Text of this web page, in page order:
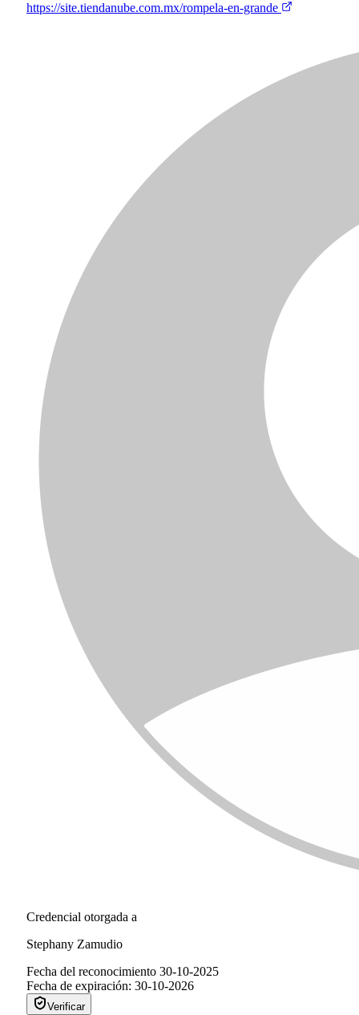
https://site.tiendanube.com.mx/rompela-en-grande
Credencial otorgada a
Stephany Zamudio
Fecha del reconocimiento 30-10-2025
Fecha de expiración: 30-10-2026
Verificar